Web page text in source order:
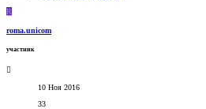
R
roma.unicom
участник
10 Ноя 2016
33